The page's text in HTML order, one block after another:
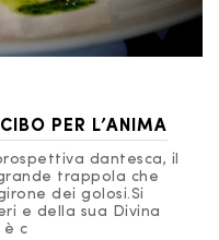
PER L’ANIMA
dantesca, il
trappola che
dei golosi.Si
e della sua Divina
è c